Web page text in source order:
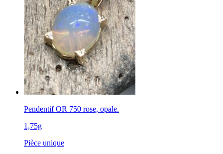
Pendentif OR 750 rose, opale.
1,75g
Pièce unique